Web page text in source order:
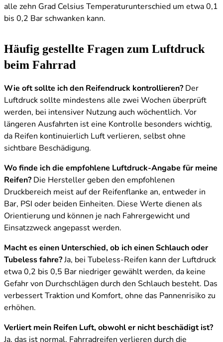
alle zehn Grad Celsius Temperaturunterschied um etwa 0,1
bis 0,2 Bar schwanken kann.
Häufig gestellte Fragen zum Luftdruck
beim Fahrrad
Wie oft sollte ich den Reifendruck kontrollieren? Der
Luftdruck sollte mindestens alle zwei Wochen überprüft
werden, bei intensiver Nutzung auch wöchentlich. Vor
längeren Ausfahrten ist eine Kontrolle besonders wichtig,
da Reifen kontinuierlich Luft verlieren, selbst ohne
sichtbare Beschädigung.
Wo finde ich die empfohlene Luftdruck-Angabe für meine
Reifen? Die Hersteller geben den empfohlenen
Druckbereich meist auf der Reifenflanke an, entweder in
Bar, PSI oder beiden Einheiten. Diese Werte dienen als
Orientierung und können je nach Fahrergewicht und
Einsatzzweck angepasst werden.
Macht es einen Unterschied, ob ich einen Schlauch oder
Tubeless fahre?Ja, bei Tubeless-Reifen kann der Luftdruck
etwa 0,2 bis 0,5 Bar niedriger gewählt werden, da keine
Gefahr von Durchschlägen durch den Schlauch besteht. Das
verbessert Traktion und Komfort, ohne das Pannenrisiko zu
erhöhen.
Verliert mein Reifen Luft, obwohl er nicht beschädigt ist?
Ja, das ist normal. Fahrradreifen verlieren durch die